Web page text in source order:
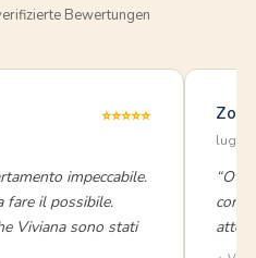
Bewertungen
⭐⭐⭐⭐⭐
impeccabile.
fare il possibile.
Viviana sono stati
luglio